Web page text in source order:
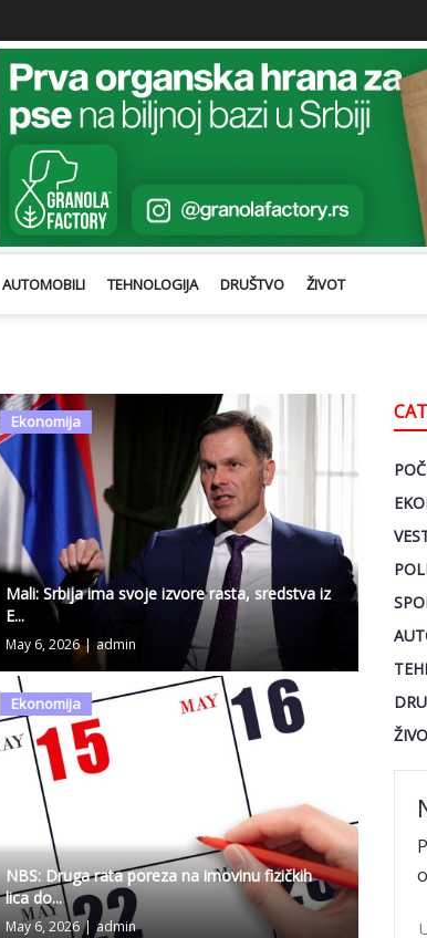
AUTOMOBILI TEHNOLOGIJA DRUŠTVO ŽIVOT
Ekonomija
Mali: Srbija ima svoje izvore rasta, sredstva iz
E...
May 6, 2026 | admin
Ekonomija
NBS: Druga rata poreza na imovinu fizičkih
lica do...
May 6, 2026 | admin